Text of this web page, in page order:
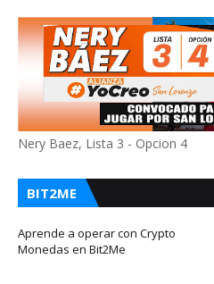
Nery Baez, Lista 3 - Opcion 4
BIT2ME
Aprende a operar con Crypto
Monedas en Bit2Me